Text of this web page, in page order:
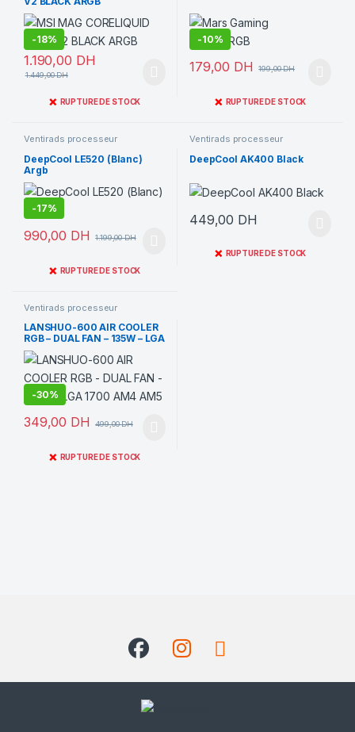
-18%
1.190,00 DH
1.449,00DH
❌ RUPTURE DE STOCK
-10%
179,00 DH 199,00DH
❌ RUPTURE DE STOCK
Ventirads processeur
DeepCool LE520 (Blanc)
Argb
-17%
990,00 DH 1.199,00DH
❌ RUPTURE DE STOCK
Ventirads processeur
DeepCool AK400 Black
449,00 DH
❌ RUPTURE DE STOCK
Ventirads processeur
LANSHUO-600 AIR COOLER
RGB – DUAL FAN – 135W – LGA
1700 AM4 AM5
-30%
349,00 DH 499,00DH
❌ RUPTURE DE STOCK